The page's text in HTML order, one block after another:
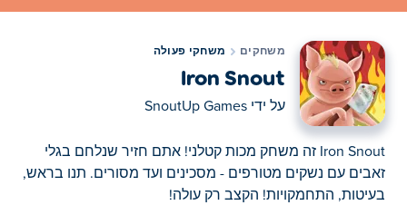
משחקים משחקי פעולה
Iron Snout
על ידי SnoutUp Games
Iron Snout זה משחק מכות קטלני! אתם חזיר שנלחם בגלי
זאבים עם נשקים מטורפים - מסכינים ועד מסורים. תנו בראש,
בעיטות, התחמקויות! הקצב רק עולה!